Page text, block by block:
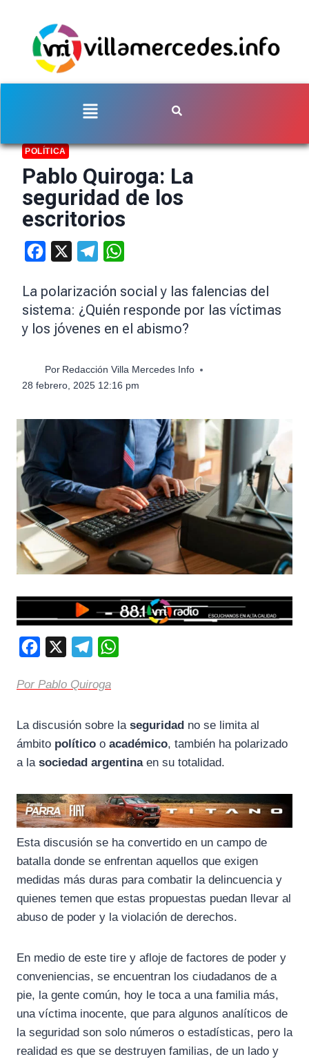
POLÍTICA
Pablo Quiroga: La
seguridad de los
escritorios
Facebook Telegram
La polarización social y las falencias del
sistema: ¿Quién responde por las víctimas
y los jóvenes en el abismo?
Por Redacción Villa Mercedes Info
28 febrero, 2025 12:16 pm
c
b
o
k
l
g
r
m
s
A
p
Por Pablo Quiroga
La discusión sobre la seguridad no se limita al
ámbito político o académico, también ha polarizado
a la sociedad argentinaen su totalidad.
Esta discusión se ha convertido en un campo de
batalla donde se enfrentan aquellos que exigen
medidas más duras para combatir la delincuencia y
quienes temen que estas propuestas puedan llevar al
abuso de poder y la violación de derechos.
En medio de este tire y afloje de factores de poder y
conveniencias, se encuentran los ciudadanos de a
pie, la gente común, hoy le toca a una familia más,
una víctima inocente, que para algunos analíticos de
la seguridad son solo números o estadísticas, pero la
realidad es que se destruyen familias, de un lado y